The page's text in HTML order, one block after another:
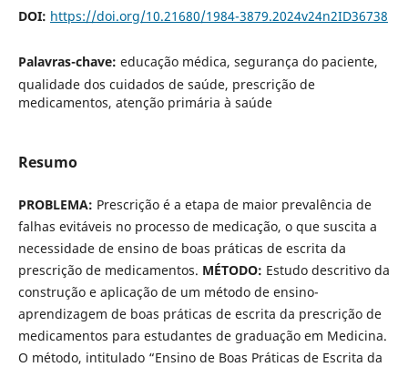
DOI: https://doi.org/10.21680/1984-3879.2024v24n2ID36738
Palavras-chave: educação médica, segurança do paciente,
qualidade dos cuidados de saúde, prescrição de
medicamentos, atenção primária à saúde
Resumo
PROBLEMA: Prescrição é a etapa de maior prevalência de
falhas evitáveis no processo de medicação, o que suscita a
necessidade de ensino de boas práticas de escrita da
prescrição de medicamentos. MÉTODO: Estudo descritivo da
construção e aplicação de um método de ensino-
aprendizagem de boas práticas de escrita da prescrição de
medicamentos para estudantes de graduação em Medicina.
O método, intitulado “Ensino de Boas Práticas de Escrita da